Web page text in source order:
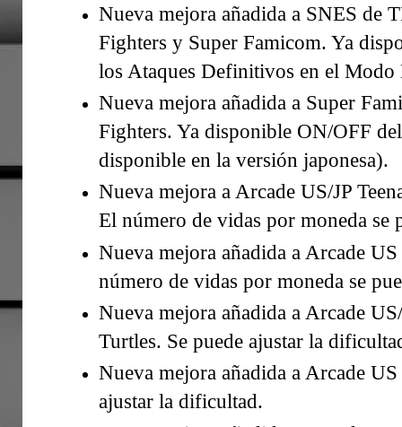
Nueva mejora añadida a SNES de
Fighters y Super Famicom. Ya
los Ataques Definitivos en el
Nueva mejora añadida a Super
Fighters. Ya disponible ON/OFF
disponible en la versión japonesa).
Nueva mejora a Arcade US/JP
El número de vidas por moneda se
Nueva mejora añadida a Arcade
número de vidas por moneda se
Nueva mejora añadida a Arcade
Turtles. Se puede ajustar la
Nueva mejora añadida a Arcade
ajustar la dificultad.